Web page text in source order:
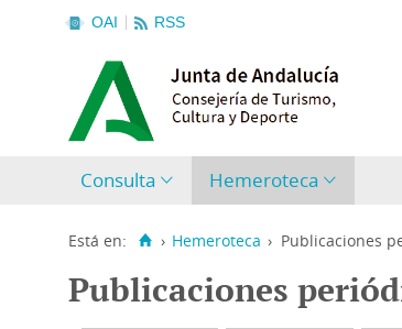
OAI RSS
Consulta Hemeroteca
Está en: › Hemeroteca › Publicaciones
Publicaciones